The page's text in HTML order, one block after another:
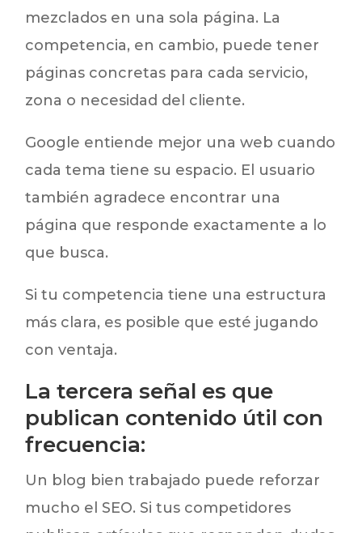
mezclados en una sola página. La
competencia, en cambio, puede tener
páginas concretas para cada servicio,
zona o necesidad del cliente.
Google entiende mejor una web cuando
cada tema tiene su espacio. El usuario
también agradece encontrar una
página que responde exactamente a lo
que busca.
Si tu competencia tiene una estructura
más clara, es posible que esté jugando
con ventaja.
La tercera señal es que
publican contenido útil con
frecuencia:
Un blog bien trabajado puede reforzar
mucho el SEO. Si tus competidores